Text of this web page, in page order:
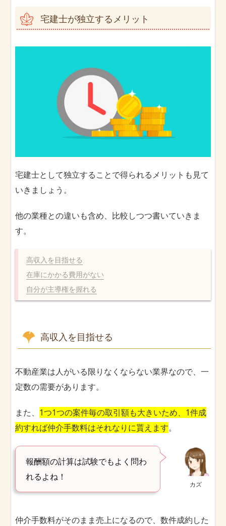
宅建士が独立するメリット
宅建士として独立することで得られるメリットも見て
いきましょう。
他の業種との違いも含め、比較しつつ書いていきま
す。
高収入を目指せる
在庫にかかる費用がない
自分が主導権を握れる
高収入を目指せる
不動産業は人がいる限りなくならない業界なので、一
定数の需要があります。
また、 1つ1つの案件毎の取引額も大きいため、1件成
約すれば仲介手数料はそれなりに貰えます。
カズ
報酬額の計算は試験でもよく問わ
れるよね！
仲介手数料がそのまま売上になるので、数件成約した